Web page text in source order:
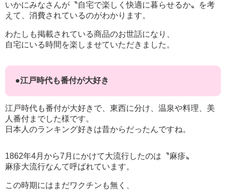
いかにみなさんが〝自宅で楽しく快適に暮らせるか〟を考
えて、消費されているのがわかります。
わたしも掲載されている商品のお世話になり、
自宅にいる時間を楽しませていただきました。
●江戸時代も番付が大好き
江戸時代も番付が大好きで、東西に分け、温泉や料理、美
人番付までした様です。
日本人のランキング好きは昔からだったんですね。
1862年4月から7月にかけて大流行したのは〝麻疹〟
麻疹大流行なんて呼ばれています。
この時期にはまだワクチンも無く、